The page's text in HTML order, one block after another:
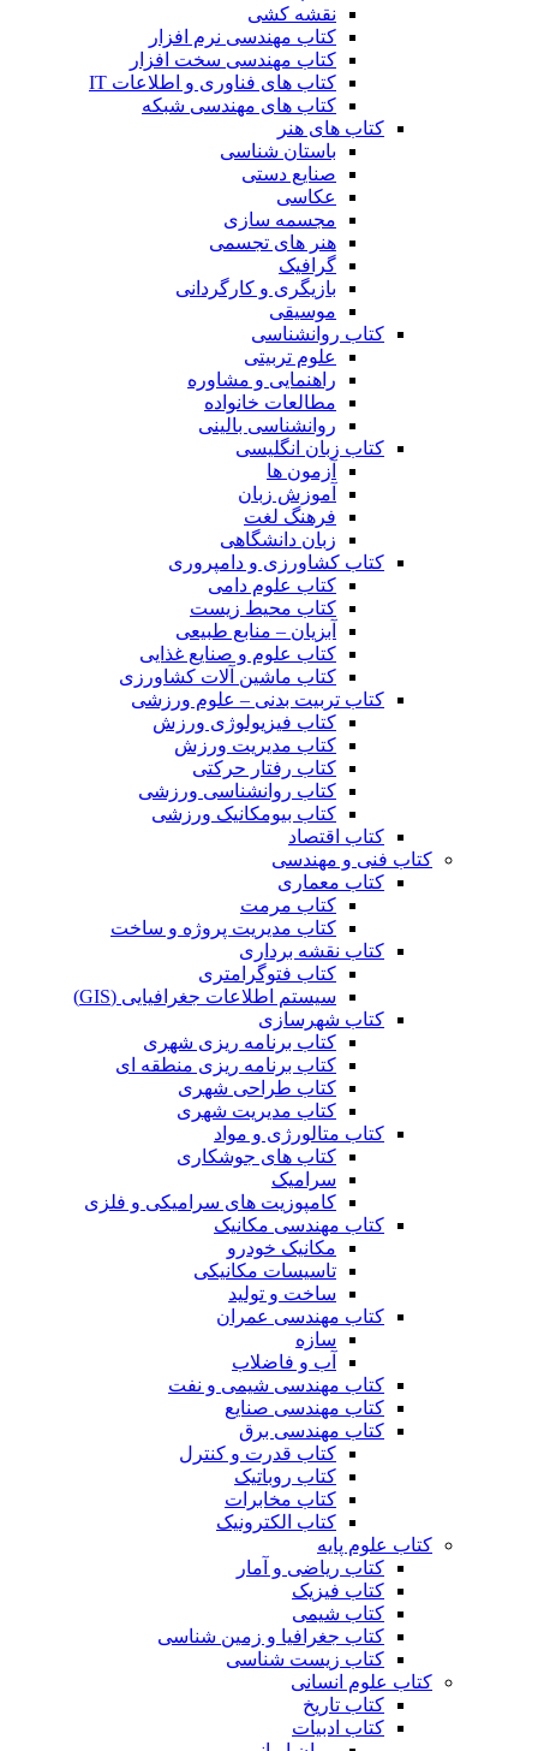
نقشه کشی
کتاب مهندسی نرم افزار
کتاب مهندسی سخت افزار
کتاب های فناوری و اطلاعات IT
کتاب های مهندسی شبکه
کتاب های هنر
باستان شناسی
صنایع دستی
عکاسی
مجسمه سازی
هنر های تجسمی
گرافیک
بازیگری و کارگردانی
موسیقی
کتاب روانشناسی
علوم تربیتی
راهنمایی و مشاوره
مطالعات خانواده
روانشناسی بالینی
کتاب زبان انگلیسی
آزمون ها
آموزش زبان
فرهنگ لغت
زبان دانشگاهی
کتاب کشاورزی و دامپروری
کتاب علوم دامی
کتاب محیط زیست
آبزیان – منابع طبیعی
کتاب علوم و صنایع غذایی
کتاب ماشین آلات کشاورزی
کتاب تربیت بدنی – علوم ورزشی
کتاب فیزیولوژی ورزش
کتاب مدیریت ورزش
کتاب رفتار حرکتی
کتاب روانشناسی ورزشی
کتاب بیومکانیک ورزشی
کتاب اقتصاد
کتاب فنی و مهندسی
کتاب معماری
کتاب مرمت
کتاب مدیریت پروژه و ساخت
کتاب نقشه برداری
کتاب فتوگرامتری
سیستم اطلاعات جغرافیایی (GIS)
کتاب شهرسازی
کتاب برنامه ریزی شهری
کتاب برنامه ریزی منطقه ای
کتاب طراحی شهری
کتاب مدیریت شهری
کتاب متالورژی و مواد
کتاب های جوشکاری
سرامیک
کامپوزیت های سرامیکی و فلزی
کتاب مهندسی مکانیک
مکانیک خودرو
تاسیسات مکانیکی
ساخت و تولید
کتاب مهندسی عمران
سازه
آب و فاضلاب
کتاب مهندسی شیمی و نفت
کتاب مهندسی صنایع
کتاب مهندسی برق
کتاب قدرت و کنترل
کتاب روباتیک
کتاب مخابرات
کتاب الکترونیک
کتاب علوم پایه
کتاب ریاضی و آمار
کتاب فیزیک
کتاب شیمی
کتاب جغرافیا و زمین شناسی
کتاب زیست شناسی
کتاب علوم انسانی
کتاب تاریخ
کتاب ادبیات